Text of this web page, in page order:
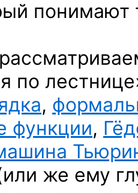
понимают
по
,
функции,
же ему